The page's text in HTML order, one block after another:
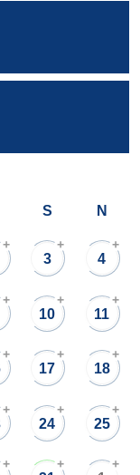
S N
+
3
+
4
+
+
10
+
11
+
+
17
+
18
+
+
24
+
25
+
+ + +